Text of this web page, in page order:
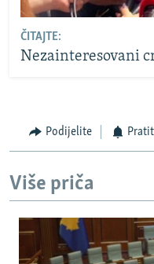
ČITAJTE:
Nezainteresovani
Podijelite
Više priča